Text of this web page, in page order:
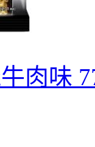
肉味